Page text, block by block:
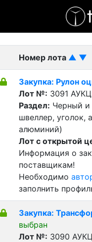
-
Номер лота ▲ ▼
Закупка: Рулон
Лот №: 3091
Раздел: Черный и
швеллер, уголок,
алюминий)
Лот с открытой
Информация о
поставщикам!
Необходимо
заполнить
Закупка:
выбран
Лот №: 3090